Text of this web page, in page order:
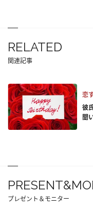
RELATED
関連記事
恋
彼
聞
プレゼント＆モニター